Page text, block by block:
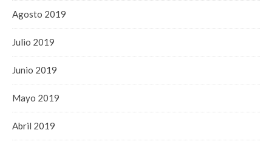
Agosto 2019
Julio 2019
Junio 2019
Mayo 2019
Abril 2019